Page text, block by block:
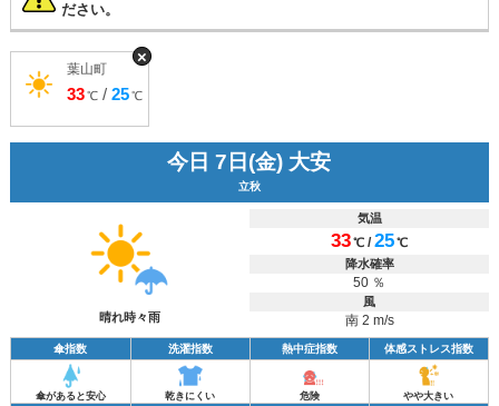
ださい。
葉山町
33℃/ 25℃
×
今日 7日(金) 大安
立秋
晴れ時々雨
気温
33℃ /25℃
降水確率
50 ％
風
南 2 m/s
傘指数 洗濯指数 熱中症指数 体感ストレス指数
傘があると安心 乾きにくい 危険 やや大きい